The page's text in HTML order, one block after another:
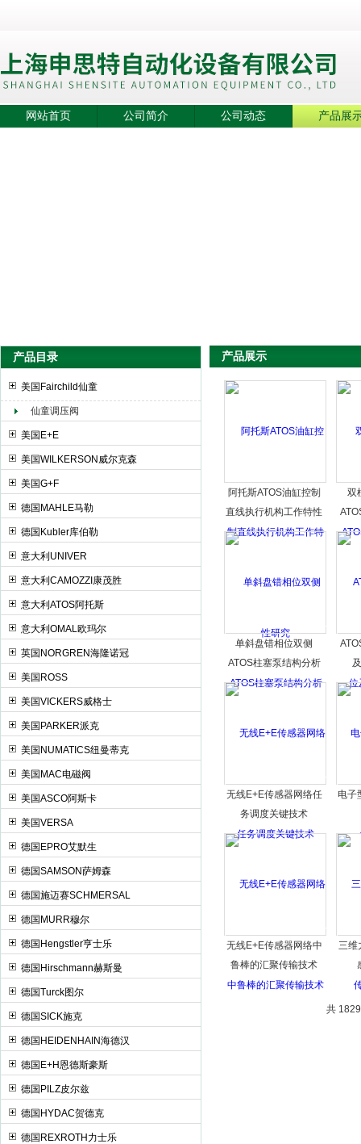
上海申思特自动化设备有限公司
网站首页 公司简介 公司动态 产品展
产品目录
美国Fairchild仙童
仙童调压阀
美国E+E
美国WILKERSON威尔克森
美国G+F
德国MAHLE马勒
德国Kubler库伯勒
意大利UNIVER
意大利CAMOZZI康茂胜
意大利ATOS阿托斯
意大利OMAL欧玛尔
英国NORGREN海隆诺冠
美国ROSS
美国VICKERS威格士
美国PARKER派克
美国NUMATICS纽曼蒂克
美国MAC电磁阀
美国ASCO阿斯卡
美国VERSA
德国EPRO艾默生
德国SAMSON萨姆森
德国施迈赛SCHMERSAL
德国MURR穆尔
德国Hengstler亨士乐
德国Hirschmann赫斯曼
德国Turck图尔
德国SICK施克
德国HEIDENHAIN海德汉
德国E+H恩德斯豪斯
德国PILZ皮尔兹
德国HYDAC贺德克
德国REXROTH力士乐
产品展示
阿托斯ATOS油缸控制
直线执行机构工作特性
研究
双
单斜盘错相位双侧
ATOS柱塞泵结构分析
无线E+E传感器网络任
务调度关键技术
电子
无线E+E传感器网络中
鲁棒的汇聚传输技术
三维
共